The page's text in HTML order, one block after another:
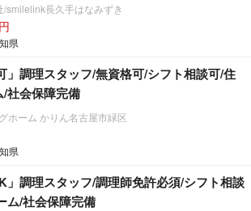
smilelink長久手はなみずき
県
」調理スタッフ/無資格可/シフト相談可/住
社会保障完備
ホーム かりん名古屋市緑区
県
」調理スタッフ/調理師免許必須/シフト相談
ム/社会保障完備